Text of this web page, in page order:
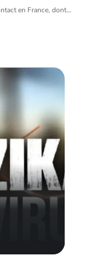
en France, dont…